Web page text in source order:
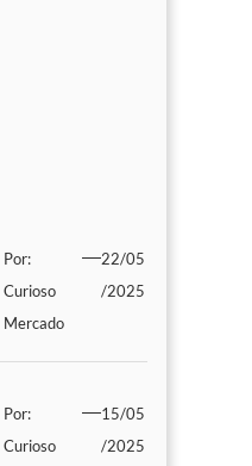
Por:
Curioso
Mercado
22/05
/2025
Por:
Curioso
15/05
/2025